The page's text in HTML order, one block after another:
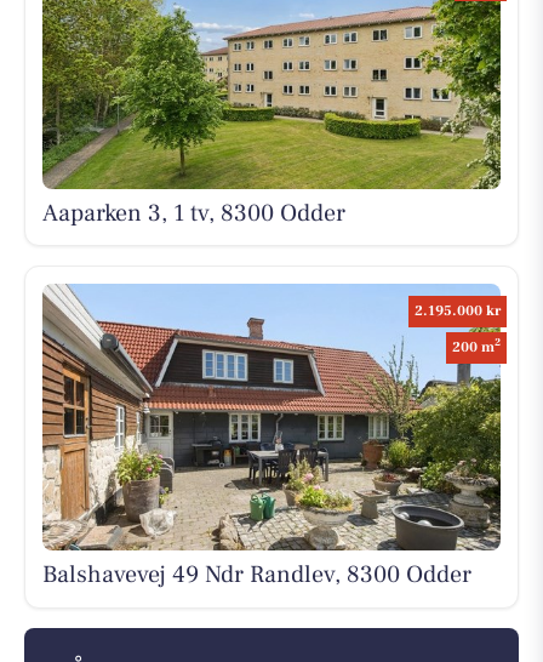
Aaparken 3, 1 tv, 8300 Odder
2.195.000 kr
200 m2
Balshavevej 49 Ndr Randlev, 8300 Odder